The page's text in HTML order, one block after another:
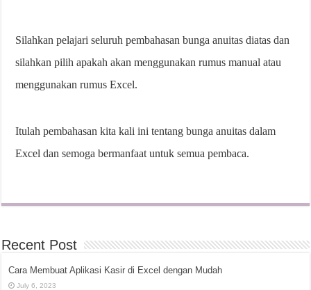
Silahkan pelajari seluruh pembahasan bunga anuitas diatas dan
silahkan pilih apakah akan menggunakan rumus manual atau
menggunakan rumus Excel.
Itulah pembahasan kita kali ini tentang bunga anuitas dalam
Excel dan semoga bermanfaat untuk semua pembaca.
Recent Post
Cara Membuat Aplikasi Kasir di Excel dengan Mudah
July 6, 2023